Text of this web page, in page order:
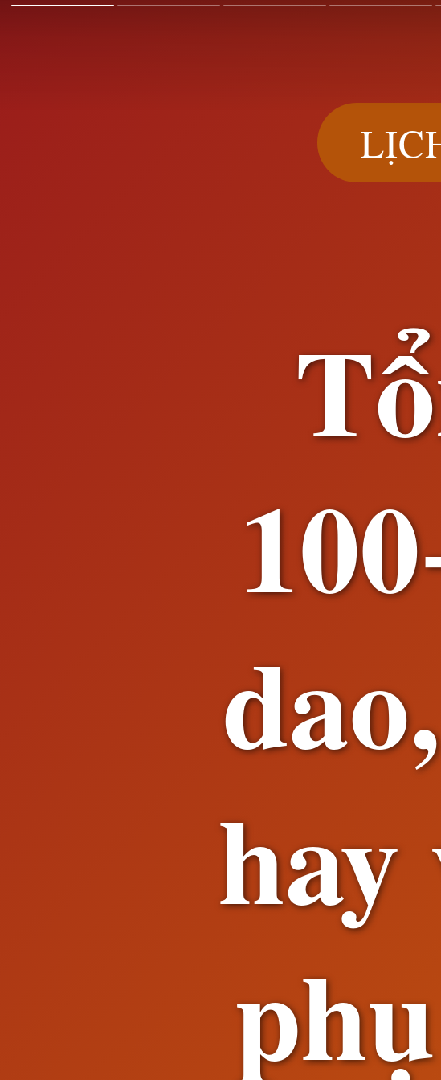
hay